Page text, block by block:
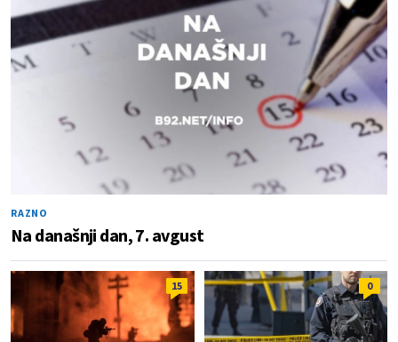
RAZNO
Na današnji dan, 7. avgust
15 0